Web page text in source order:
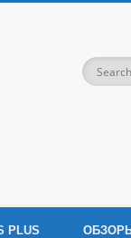
индустрии.
PLUS